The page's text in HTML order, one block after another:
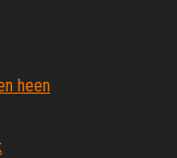
heen